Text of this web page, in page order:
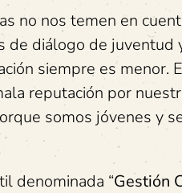
no nos temen en
diálogo de juventud
siempre es menor.
reputación por
somos jóvenes y
denominada “Gestión